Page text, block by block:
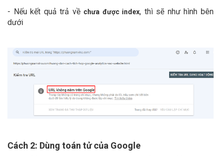
- Nếu kết quả trả về chưa được index, thì sẽ như hình bên
dưới
Cách 2: Dùng toán tử của Google